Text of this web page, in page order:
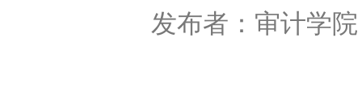
发布者：审计学院